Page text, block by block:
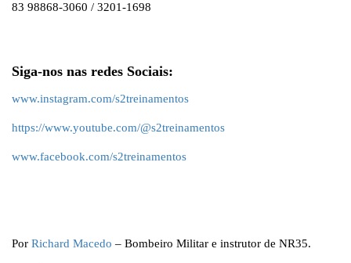
83 98868-3060 / 3201-1698
Siga-nos nas redes Sociais:
www.instagram.com/s2treinamentos
https://www.youtube.com/@s2treinamentos
www.facebook.com/s2treinamentos
Por Richard Macedo – Bombeiro Militar e instrutor de NR35.